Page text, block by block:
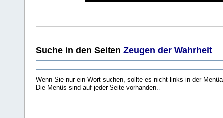
Suche in den Seiten Zeugen der Wahrheit
Wenn Sie nur ein Wort suchen, sollte es nicht links in der
Die Menüs sind auf jeder Seite vorhanden..